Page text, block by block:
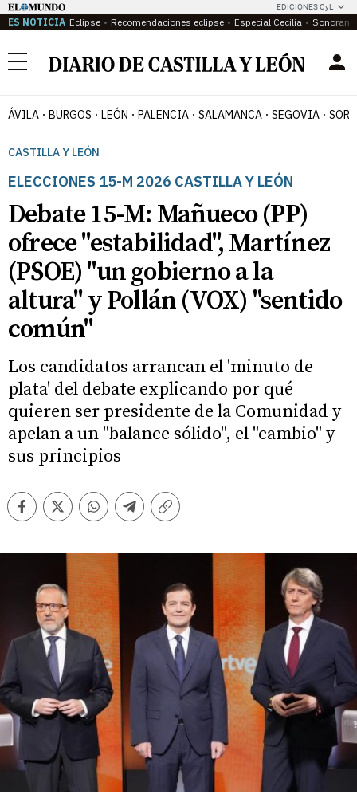
EDICIONES CyL
ES NOTICIA Eclipse Recomendaciones eclipse Especial Cecilia
Menú
ÁVILA BURGOS LEÓN PALENCIA SALAMANCA SEGOVIA
CASTILLA Y LEÓN
ELECCIONES 15-M 2026 CASTILLA Y LEÓN
Debate 15-M: Mañueco (PP)
ofrece "estabilidad", Martínez
(PSOE) "un gobierno a la
altura" y Pollán (VOX) "sentido
común"
Los candidatos arrancan el 'minuto de
plata' del debate explicando por qué
quieren ser presidente de la Comunidad y
apelan a un "balance sólido", el "cambio" y
sus principios
FacebookTwitterWhatsappTelegramCopiar